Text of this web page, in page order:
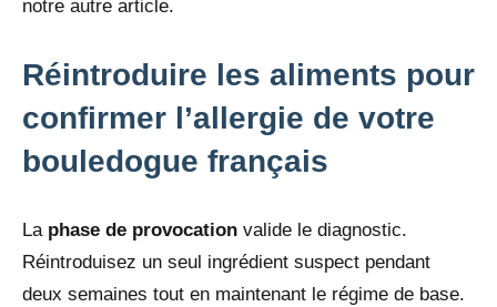
notre autre article.
Réintroduire les aliments pour
confirmer l’allergie de votre
bouledogue français
La phase de provocation valide le diagnostic.
Réintroduisez un seul ingrédient suspect pendant
deux semaines tout en maintenant le régime de base.